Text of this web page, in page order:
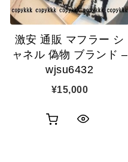
激安 通販 マフラー シ
ャネル 偽物 ブランド –
wjsu6432
¥15,000